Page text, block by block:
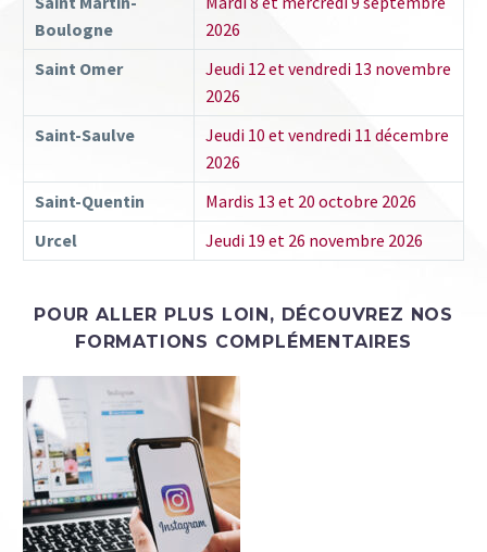
Boulogne
2026
Saint Omer
Jeudi 12 et vendredi 13 novembre
2026
Saint-Saulve
Jeudi 10 et vendredi 11 décembre
2026
Saint-Quentin
Mardis 13 et 20 octobre 2026
Urcel
Jeudi 19 et 26 novembre 2026
POUR ALLER PLUS LOIN, DÉCOUVREZ NOS
FORMATIONS COMPLÉMENTAIRES